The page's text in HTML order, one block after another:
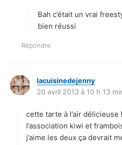
:
Bah c’était un vrai
bien réussi
Répondre
lacuisinedejenny
:
20 avril 2013 à 10 h 13
cette tarte à l’air délicieuse
l’association kiwi et
j’aime les deux ça devrait